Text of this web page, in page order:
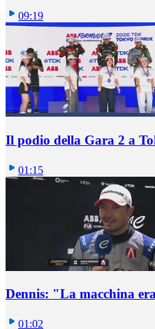
09:19
Il podio della Gara 2 a
01:15
Dennis: "La macchina
01:02